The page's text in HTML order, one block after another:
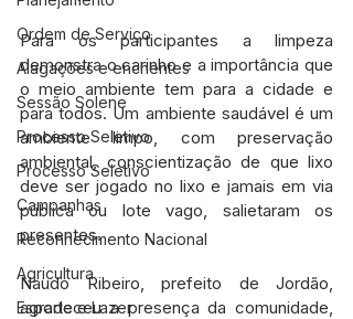
Ordem de Serviço
Alagações e enchentes
Sessão Solene
Processo Seletivo
Processo Seletivo
Campanhas
Reconhecimento Nacional
Agricultura
Esporte e Lazer
Para os participantes a limpeza
demonstra o carinho e a importância que
o meio ambiente tem para a cidade e
para todos. Um ambiente saudável é um
ambiente limpo, com preservação
ambiental, conscientização de que lixo
deve ser jogado no lixo e jamais em via
pública ou lote vago, salietaram os
presentes.
Naudo Ribeiro, prefeito de Jordão,
agradeceu a presença da comunidade,